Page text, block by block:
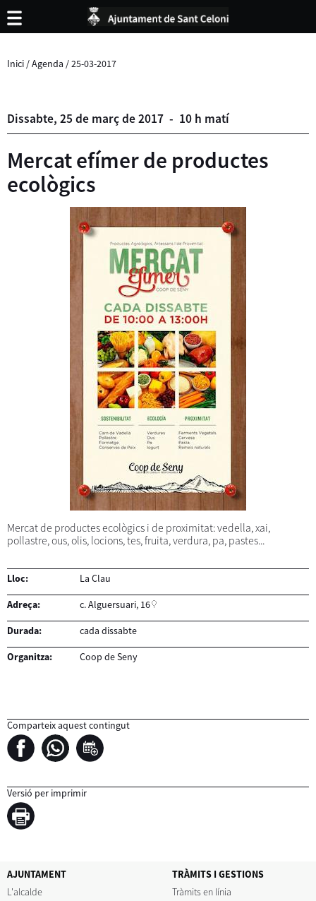
Inici /Agenda /25-03-2017
Dissabte, 25 de marçde2017 - 10 h matí
Mercat efímer de productes
ecològics
Mercat de productes ecològics i de proximitat: vedella, xai,
pollastre, ous, olis, locions, tes, fruita, verdura, pa, pastes...
Lloc: La Clau
Adreça: c. Alguersuari, 16
Durada: cada dissabte
Organitza: Coop de Seny
Comparteix aquest contingut
Versió per imprimir
AJUNTAMENT
L'alcalde
TRÀMITS I GESTIONS
Tràmits en línia